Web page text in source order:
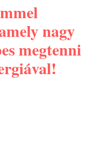
nagy
megtenni